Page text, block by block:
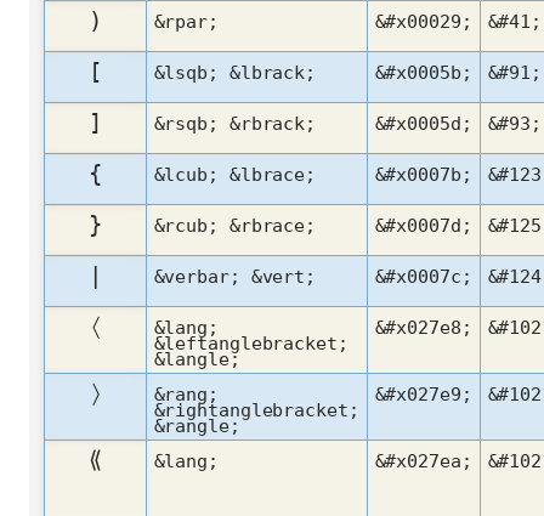
) &rpar; &#x00029; &#41;
[ &lsqb; &lbrack; &#x0005b; &#91;
] &rsqb; &rbrack; &#x0005d; &#93;
{ &lcub; &lbrace; &#x0007b;
} &rcub; &rbrace; &#x0007d;
| &verbar; &vert; &#x0007c;
〈 &lang;
&leftanglebracket;
&langle;
&#x027e8;
〉 &rang;
&rightanglebracket;
&rangle;
&#x027e9;
⟪ &lang; &#x027ea;